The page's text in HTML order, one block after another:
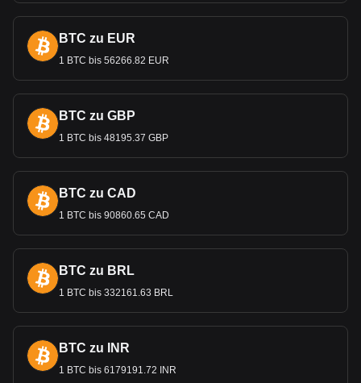
BTC zu EUR
1 BTC bis 56266.82 EUR
BTC zu GBP
1 BTC bis 48195.37 GBP
BTC zu CAD
1 BTC bis 90860.65 CAD
BTC zu BRL
1 BTC bis 332161.63 BRL
BTC zu INR
1 BTC bis 6179191.72 INR